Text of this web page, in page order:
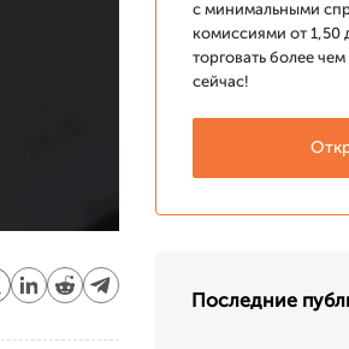
с минимальными
комиссиями от 1,50
торговать более
сейчас!
Последние